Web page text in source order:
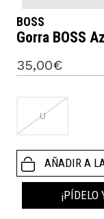
BOSS
Gorra BOSS
35,00€
U
AÑADIR A
¡PÍDELO